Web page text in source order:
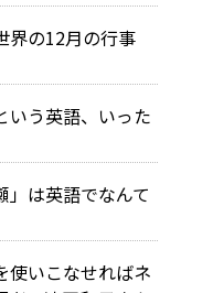
界の12月の行事
いう英語、いった
」は英語でなんて
使いこなせればネ